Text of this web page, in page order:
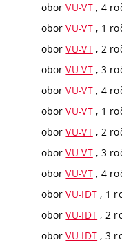
oborVU-VT, 4
oborVU-VT, 1
oborVU-VT, 2
oborVU-VT, 3
oborVU-VT, 4
oborVU-VT, 1
oborVU-VT, 2
oborVU-VT, 3
oborVU-VT, 4
oborVU-IDT , 1
oborVU-IDT , 2
oborVU-IDT , 3